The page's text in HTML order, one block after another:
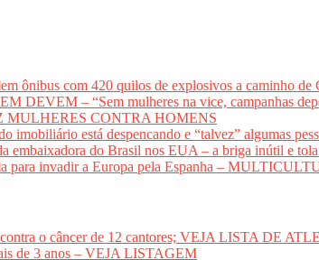
ônibus com 420 quilos de explosivos a caminho de
DEVEM – “Sem mulheres na vice, campanhas
CONTRA HOMENS
imobiliário está despencando e “talvez” algumas
do Brasil nos EUA – a briga inútil e
para invadir a Europa pela Espanha –
o câncer de 12 cantores; VEJA LISTA DE
de 3 anos – VEJA LISTAGEM